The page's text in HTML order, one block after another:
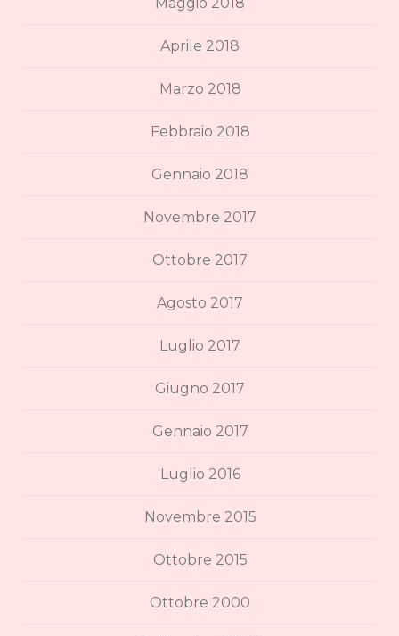
Maggio 2018
Aprile 2018
Marzo 2018
Febbraio 2018
Gennaio 2018
Novembre 2017
Ottobre 2017
Agosto 2017
Luglio 2017
Giugno 2017
Gennaio 2017
Luglio 2016
Novembre 2015
Ottobre 2015
Ottobre 2000